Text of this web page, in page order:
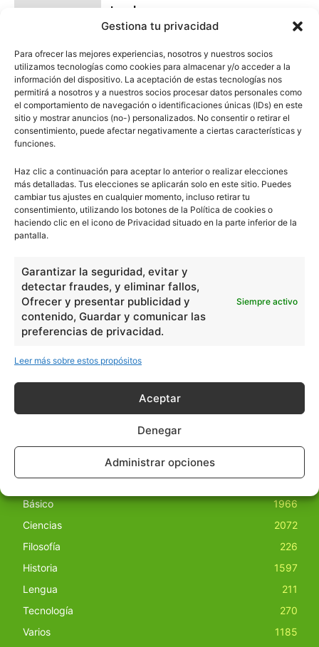
Gestiona tu privacidad
Para ofrecer las mejores experiencias, nosotros y nuestros socios
utilizamos tecnologías como cookies para almacenar y/o acceder a la
información del dispositivo. La aceptación de estas tecnologías nos
permitirá a nosotros y a nuestros socios procesar datos personales como
el comportamiento de navegación o identificaciones únicas (IDs) en este
sitio y mostrar anuncios (no-) personalizados. No consentir o retirar el
consentimiento, puede afectar negativamente a ciertas características y
funciones.
Haz clic a continuación para aceptar lo anterior o realizar elecciones
más detalladas. Tus elecciones se aplicarán solo en este sitio. Puedes
cambiar tus ajustes en cualquier momento, incluso retirar tu
consentimiento, utilizando los botones de la Política de cookies o
haciendo clic en el icono de Privacidad situado en la parte inferior de la
pantalla.
Garantizar la seguridad, evitar y
detectar fraudes, y eliminar fallos,
Ofrecer y presentar publicidad y
contenido, Guardar y comunicar las
preferencias de privacidad.
Siempre activo
Leer más sobre estos propósitos
Aceptar
Denegar
Administrar opciones
La glucosa
El metabolismo
1 2
escuelapedia
Nuestros articulos son redactados y publicados bajo
obras derivadas de todos los contenidos disponibles en
Básico
1966
Ciencias
2072
Filosofía
226
Historia
1597
Lengua
211
Tecnología
270
Varios
1185